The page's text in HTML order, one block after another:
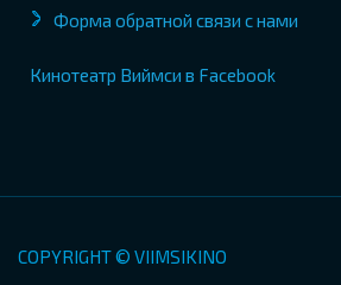
Форма обратной связи с нами
Кинотеатр Виймси в Facebook
COPYRIGHT © VIIMSIKINO